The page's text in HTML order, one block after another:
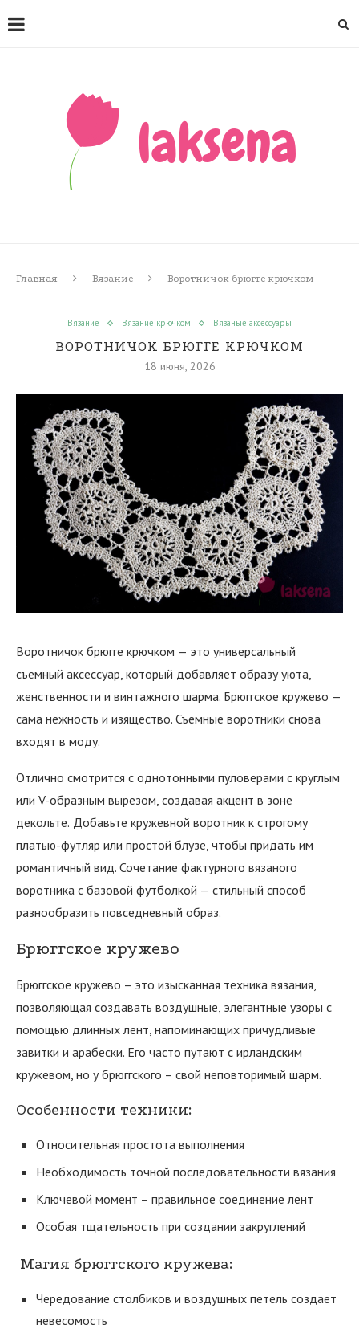
Главная Вязание Воротничок брюгге крючком
Вязание Вязание крючком Вязаные аксессуары
ВОРОТНИЧОК БРЮГГЕ КРЮЧКОМ
18 июня, 2026
Воротничок брюгге крючком — это универсальный
съемный аксессуар, который добавляет образу уюта,
женственности и винтажного шарма. Брюггское кружево —
сама нежность и изящество. Съемные воротники снова
входят в моду.
Отлично смотрится с однотонными пуловерами с круглым
или V-образным вырезом, создавая акцент в зоне
декольте. Добавьте кружевной воротник к строгому
платью-футляр или простой блузе, чтобы придать им
романтичный вид. Сочетание фактурного вязаного
воротника с базовой футболкой — стильный способ
разнообразить повседневный образ.
Брюггское кружево
Брюггское кружево – это изысканная техника вязания,
позволяющая создавать воздушные, элегантные узоры с
помощью длинных лент, напоминающих причудливые
завитки и арабески. Его часто путают с ирландским
кружевом, но у брюггского – свой неповторимый шарм.
Особенности техники:
Относительная простота выполнения
Необходимость точной последовательности вязания
Ключевой момент – правильное соединение лент
Особая тщательность при создании закруглений
Магия брюггского кружева:
Чередование столбиков и воздушных петель создает
невесомость